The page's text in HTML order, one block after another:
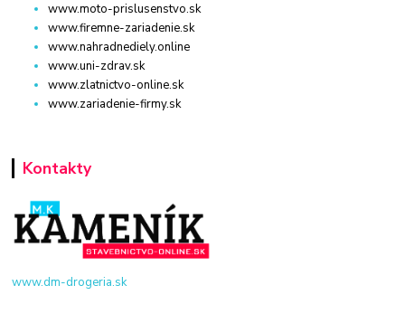
www.moto-prislusenstvo.sk
www.firemne-zariadenie.sk
www.nahradnediely.online
www.uni-zdrav.sk
www.zlatnictvo-online.sk
www.zariadenie-firmy.sk
Kontakty
www.dm-drogeria.sk